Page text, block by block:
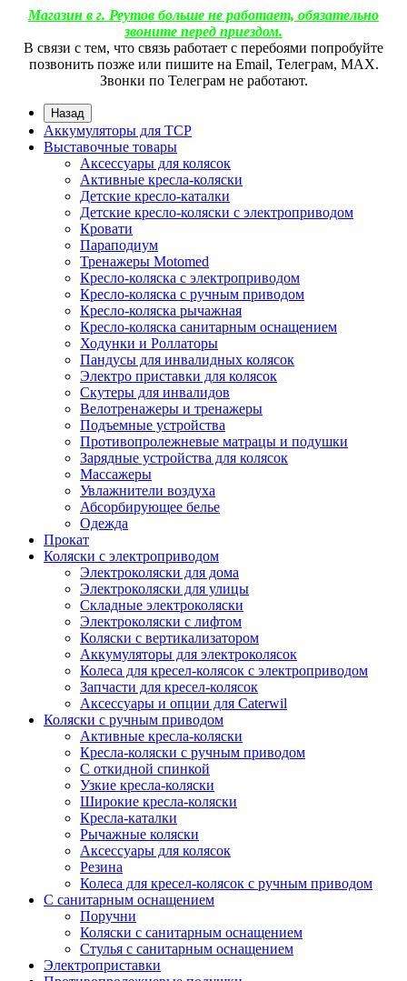
Магазин в г. Реутов больше не работает, обязательно
звоните перед приездом.
В связи с тем, что связь работает с перебоями попробуйте
позвонить позже или пишите на Email, Телеграм, МАХ.
Звонки по Телеграм не работают.
Назад
Аккумуляторы для ТСР
Выставочные товары
Аксессуары для колясок
Активные кресла-коляски
Детские кресло-каталки
Детские кресло-коляски с электроприводом
Кровати
Параподиум
Тренажеры Motomed
Кресло-коляска с электроприводом
Кресло-коляска с ручным приводом
Кресло-коляска рычажная
Кресло-коляска санитарным оснащением
Ходунки и Роллаторы
Пандусы для инвалидных колясок
Электро приставки для колясок
Скутеры для инвалидов
Велотренажеры и тренажеры
Подъемные устройства
Противопролежневые матрацы и подушки
Зарядные устройства для колясок
Массажеры
Увлажнители воздуха
Абсорбирующее белье
Одежда
Прокат
Коляски с электроприводом
Электроколяски для дома
Электроколяски для улицы
Складные электроколяски
Электроколяски с лифтом
Коляски с вертикализатором
Аккумуляторы для электроколясок
Колеса для кресел-колясок с электроприводом
Запчасти для кресел-колясок
Аксессуары и опции для Caterwil
Коляски с ручным приводом
Активные кресла-коляски
Кресла-коляски с ручным приводом
С откидной спинкой
Узкие кресла-коляски
Широкие кресла-коляски
Кресла-каталки
Рычажные коляски
Аксессуары для колясок
Резина
Колеса для кресел-колясок с ручным приводом
С санитарным оснащением
Поручни
Коляски с санитарным оснащением
Стулья с санитарным оснащением
Электроприставки